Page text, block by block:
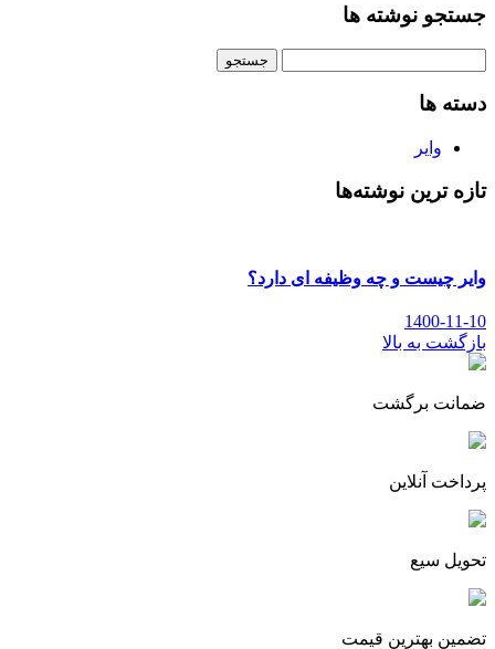
جستجو نوشته ها
دسته ها
وایر
تازه ترین نوشته‌ها
وایر چیست و چه وظیفه ای دارد؟
1400-11-10
بازگشت به بالا
ضمانت برگشت
پرداخت آنلاین
تحویل سیع
تضمین بهترین قیمت